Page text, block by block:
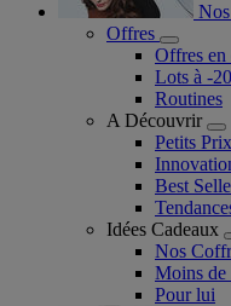
Offres
Offres en
Lots à -
Routines
A Découvrir
Petits Prix
Best
Idées Cadeaux
Nos
Moins de
Pour lui